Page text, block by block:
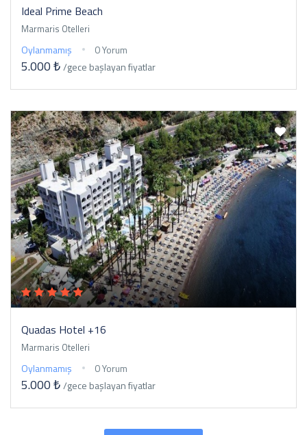
Ideal Prime Beach
Marmaris Otelleri
Oylanmamış 0 Yorum
5.000 ₺/gece başlayan fiyatlar
Quadas Hotel +16
Marmaris Otelleri
Oylanmamış 0 Yorum
5.000 ₺/gece başlayan fiyatlar